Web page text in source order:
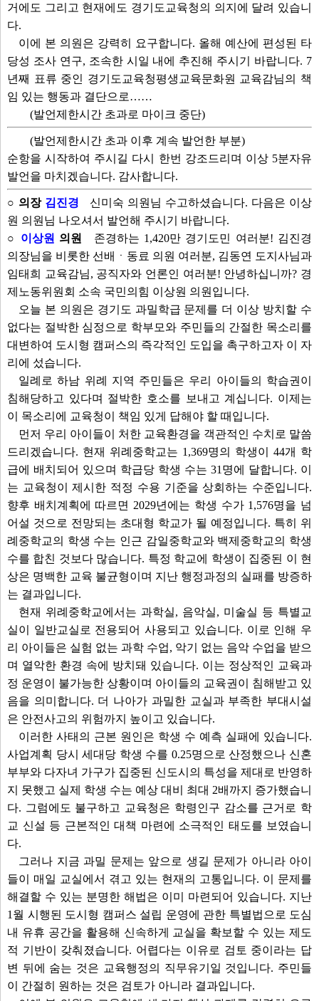
거에도 그리고 현재에도 경기도교육청의 의지에 달려 있습니
다.
이에 본 의원은 강력히 요구합니다. 올해 예산에 편성된 타
당성 조사 연구, 조속한 시일 내에 추진해 주시기 바랍니다. 7
년째 표류 중인 경기도교육청평생교육문화원 교육감님의 책
임 있는 행동과 결단으로……
(발언제한시간 초과로 마이크 중단)
(발언제한시간 초과 이후 계속 발언한 부분)
순항을 시작하여 주시길 다시 한번 강조드리며 이상 5분자유
발언을 마치겠습니다. 감사합니다.
○ 의장 김진경
신미숙 의원님 수고하셨습니다. 다음은 이상
원 의원님 나오셔서 발언해 주시기 바랍니다.
○ 이상원 의원
존경하는 1,420만 경기도민 여러분! 김진경
의장님을 비롯한 선배ㆍ동료 의원 여러분, 김동연 도지사님과
임태희 교육감님, 공직자와 언론인 여러분! 안녕하십니까? 경
제노동위원회 소속 국민의힘 이상원 의원입니다.
오늘 본 의원은 경기도 과밀학급 문제를 더 이상 방치할 수
없다는 절박한 심정으로 학부모와 주민들의 간절한 목소리를
대변하여 도시형 캠퍼스의 즉각적인 도입을 촉구하고자 이 자
리에 섰습니다.
일례로 하남 위례 지역 주민들은 우리 아이들의 학습권이
침해당하고 있다며 절박한 호소를 보내고 계십니다. 이제는
이 목소리에 교육청이 책임 있게 답해야 할 때입니다.
먼저 우리 아이들이 처한 교육환경을 객관적인 수치로 말씀
드리겠습니다. 현재 위례중학교는 1,369명의 학생이 44개 학
급에 배치되어 있으며 학급당 학생 수는 31명에 달합니다. 이
는 교육청이 제시한 적정 수용 기준을 상회하는 수준입니다.
향후 배치계획에 따르면 2029년에는 학생 수가 1,576명을 넘
어설 것으로 전망되는 초대형 학교가 될 예정입니다. 특히 위
례중학교의 학생 수는 인근 감일중학교와 백제중학교의 학생
수를 합친 것보다 많습니다. 특정 학교에 학생이 집중된 이 현
상은 명백한 교육 불균형이며 지난 행정과정의 실패를 방증하
는 결과입니다.
현재 위례중학교에서는 과학실, 음악실, 미술실 등 특별교
실이 일반교실로 전용되어 사용되고 있습니다. 이로 인해 우
리 아이들은 실험 없는 과학 수업, 악기 없는 음악 수업을 받으
며 열악한 환경 속에 방치돼 있습니다. 이는 정상적인 교육과
정 운영이 불가능한 상황이며 아이들의 교육권이 침해받고 있
음을 의미합니다. 더 나아가 과밀한 교실과 부족한 부대시설
은 안전사고의 위험까지 높이고 있습니다.
이러한 사태의 근본 원인은 학생 수 예측 실패에 있습니다.
사업계획 당시 세대당 학생 수를 0.25명으로 산정했으나 신혼
부부와 다자녀 가구가 집중된 신도시의 특성을 제대로 반영하
지 못했고 실제 학생 수는 예상 대비 최대 2배까지 증가했습니
다. 그럼에도 불구하고 교육청은 학령인구 감소를 근거로 학
교 신설 등 근본적인 대책 마련에 소극적인 태도를 보였습니
다.
그러나 지금 과밀 문제는 앞으로 생길 문제가 아니라 아이
들이 매일 교실에서 겪고 있는 현재의 고통입니다. 이 문제를
해결할 수 있는 분명한 해법은 이미 마련되어 있습니다. 지난
1월 시행된 도시형 캠퍼스 설립 운영에 관한 특별법으로 도심
내 유휴 공간을 활용해 신속하게 교실을 확보할 수 있는 제도
적 기반이 갖춰졌습니다. 어렵다는 이유로 검토 중이라는 답
변 뒤에 숨는 것은 교육행정의 직무유기일 것입니다. 주민들
이 간절히 원하는 것은 검토가 아니라 결과입니다.